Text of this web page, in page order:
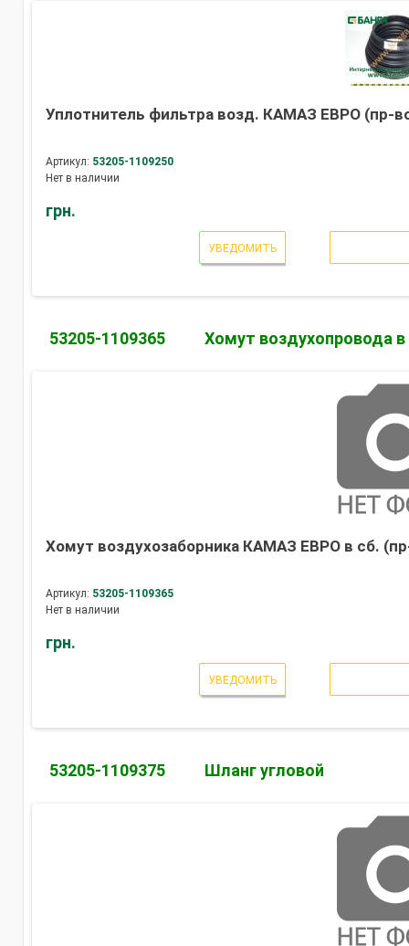
Уплотнитель фильтра возд. КАМАЗ ЕВРО (пр-
Артикул: 53205-1109250
Нет в наличии
грн.
УВЕДОМИТЬ
53205-1109365 Хомут воздухопровода в
Хомут воздухозаборника КАМАЗ ЕВРО в сб.
Артикул: 53205-1109365
Нет в наличии
грн.
УВЕДОМИТЬ
53205-1109375 Шланг угловой